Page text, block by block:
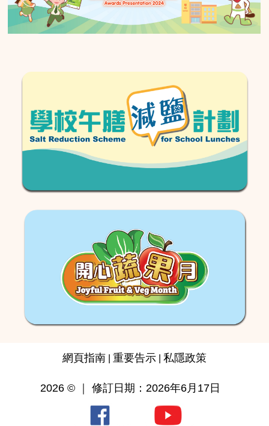
網頁指南 重要告示 私隱政策
2026 © ｜ 修訂日期：2026年6月17日